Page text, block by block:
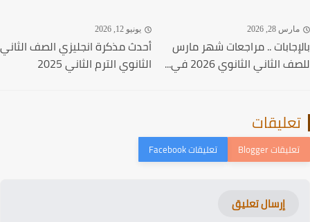
28, 2026
.. مراجعات شهر مارس
الثانوي 2026 في...
يونيو 12, 2026
أحدث مذكرة انجليزي الصف الثاني
الثانوي الترم الثاني 2025
إرسال تعليق